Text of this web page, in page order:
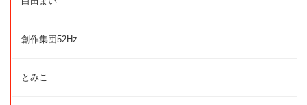
創作集団52Hz
とみこ